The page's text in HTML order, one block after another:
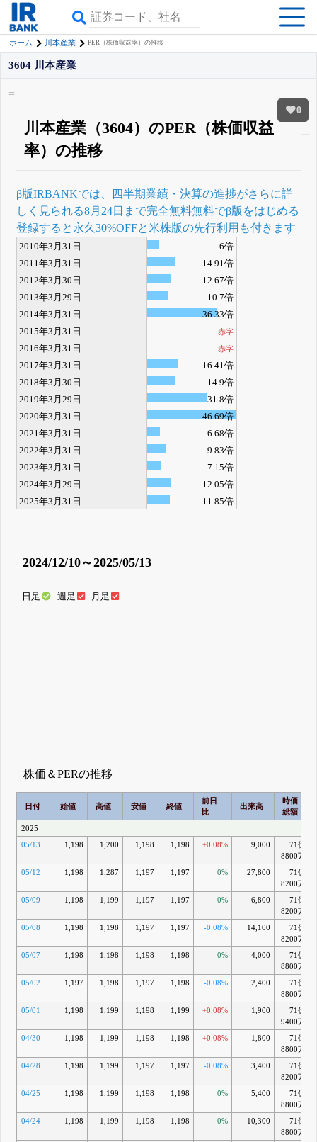
ホーム 川本産業 PER（株価収益率）の推移
0
3604 川本産業
川本産業（3604）のPER（株価収益
率）の推移
β版IRBANKでは、 四半期業績・決算の進捗がさらに詳
しく見られる8月24日まで完全無料無料でβ版をはじめる
登録すると永久30%OFFと米株版の先行利用も付きます
2010年3月31日
6倍
2011年3月31日
14.91倍
2012年3月30日
12.67倍
2013年3月29日
10.7倍
2014年3月31日
36.33倍
2015年3月31日
赤字
2016年3月31日 赤字
2017年3月31日
16.41倍
2018年3月30日
14.9倍
2019年3月29日
31.8倍
2020年3月31日
46.69倍
2021年3月31日
6.68倍
2022年3月31日
9.83倍
2023年3月31日
7.15倍
2024年3月29日
12.05倍
2025年3月31日
11.85倍
2024/12/10～2025/05/13
日足 週足 月足
株価＆PERの推移
日付 始値 高値 安値 終値
前日
比
出来高
時価
総額
2025
05/13
1,198 1,200 1,198 1,198 +0.08% 9,000
71億
8800万
05/12
1,198 1,287 1,197 1,197 0% 27,800
71億
8200万
05/09
1,198 1,199 1,197 1,197 0% 6,800
71億
8200万
05/08
1,198 1,198 1,197 1,197 -0.08% 14,100
71億
8200万
05/07
1,198 1,198 1,198 1,198 0% 4,000
71億
8800万
05/02
1,197 1,198 1,197 1,198 -0.08% 2,400
71億
8800万
05/01
1,198 1,199 1,198 1,199 +0.08% 1,900
71億
9400万
04/30
1,198 1,199 1,198 1,198 +0.08% 1,800
71億
8800万
04/28
1,198 1,199 1,197 1,197 -0.08% 3,400
71億
8200万
04/25
1,198 1,199 1,198 1,198 0% 5,400
71億
8800万
04/24
1,198 1,199 1,198 1,198 0% 10,300
71億
8800万